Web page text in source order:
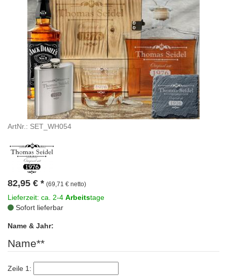
ArtNr.: SET_WH054
82,95 € * (69,71 € netto)
Lieferzeit: ca. 2-4 Arbeitstage
Sofort lieferbar
Name & Jahr:
Name**
Zeile 1: